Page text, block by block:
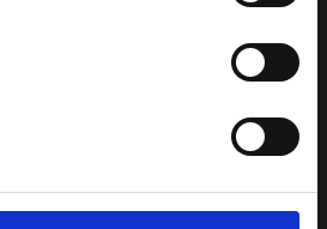
della cultura tibetana che hanno
conoscere questa meravigliosa regione.
di riempire il cuore.
cercheremo agevolare la conoscenza